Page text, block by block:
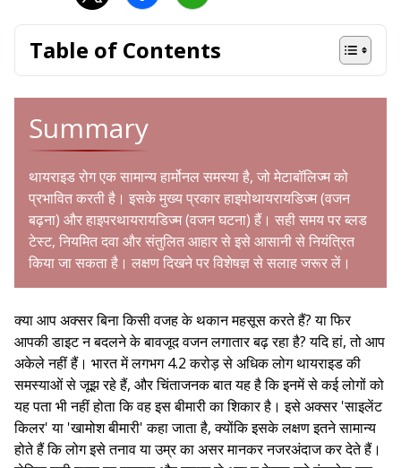
Table of Contents
Summary
थायराइड रोग एक सामान्य हार्मोनल समस्या है, जो मेटाबॉलिज्म को
प्रभावित करती है। इसके मुख्य प्रकार हाइपोथायरायडिज्म (वजन
बढ़ना) और हाइपरथायरायडिज्म (वजन घटना) हैं। सही समय पर ब्लड
टेस्ट, नियमित दवा और संतुलित आहार से इसे आसानी से नियंत्रित
किया जा सकता है। लक्षण दिखने पर विशेषज्ञ से सलाह जरूर लें।
क्या आप अक्सर बिना किसी वजह के थकान महसूस करते हैं? या फिर
आपकी डाइट न बदलने के बावजूद वजन लगातार बढ़ रहा है? यदि हां, तो आप
अकेले नहीं हैं। भारत में लगभग 4.2 करोड़ से अधिक लोग थायराइड की
समस्याओं से जूझ रहे हैं, और चिंताजनक बात यह है कि इनमें से कई लोगों को
यह पता भी नहीं होता कि वह इस बीमारी का शिकार है। इसे अक्सर 'साइलेंट
किलर' या 'खामोश बीमारी' कहा जाता है, क्योंकि इसके लक्षण इतने सामान्य
होते हैं कि लोग इसे तनाव या उम्र का असर मानकर नजरअंदाज कर देते हैं।